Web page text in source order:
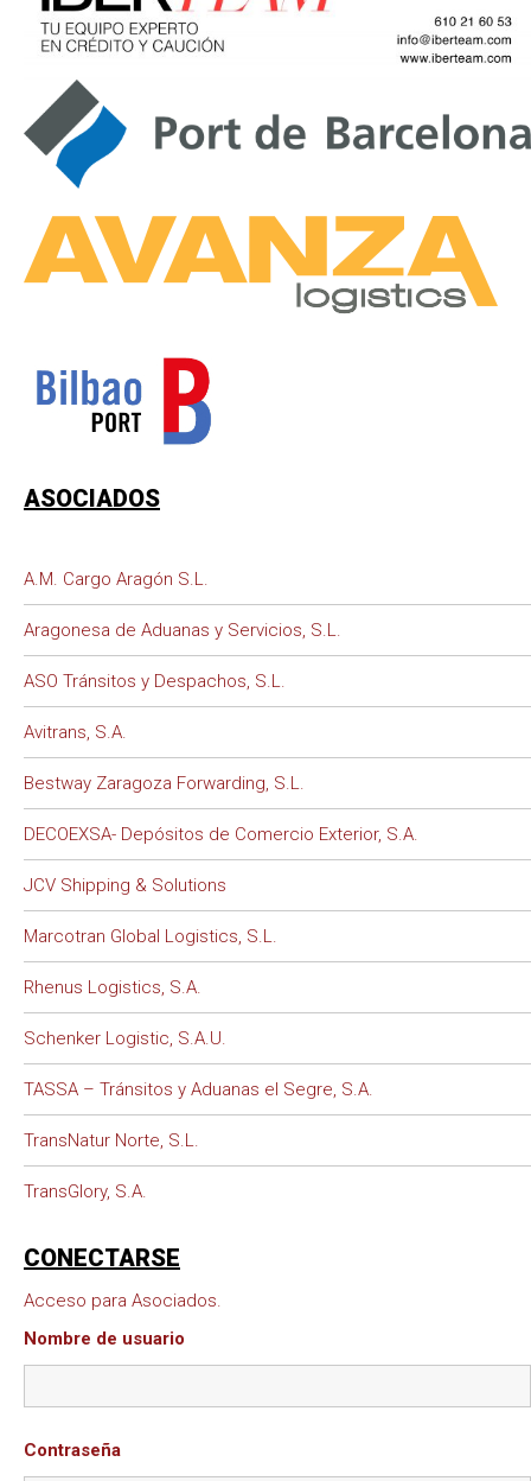
ASOCIADOS
A.M. Cargo Aragón S.L.
Aragonesa de Aduanas y Servicios, S.L.
ASO Tránsitos y Despachos, S.L.
Avitrans, S.A.
Bestway Zaragoza Forwarding, S.L.
DECOEXSA- Depósitos de Comercio Exterior, S.A.
JCV Shipping & Solutions
Marcotran Global Logistics, S.L.
Rhenus Logistics, S.A.
Schenker Logistic, S.A.U.
TASSA – Tránsitos y Aduanas el Segre, S.A.
TransNatur Norte, S.L.
TransGlory, S.A.
CONECTARSE
Acceso para Asociados.
Nombre de usuario
Contraseña